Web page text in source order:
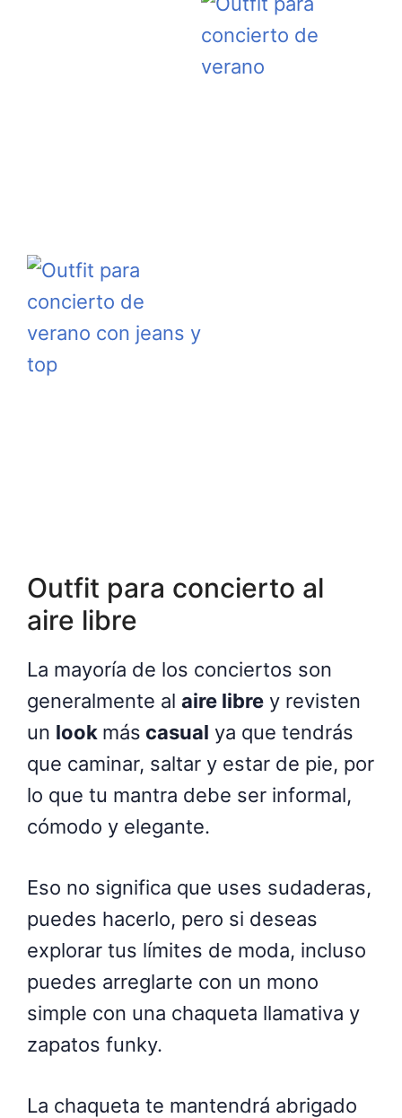
Outfit para concierto al
aire libre
La mayoría de los conciertos son
generalmente al aire libre y revisten
un look más casual ya que tendrás
que caminar, saltar y estar de pie, por
lo que tu mantra debe ser informal,
cómodo y elegante.
Eso no significa que uses sudaderas,
puedes hacerlo, pero si deseas
explorar tus límites de moda, incluso
puedes arreglarte con un mono
simple con una chaqueta llamativa y
zapatos funky.
La chaqueta te mantendrá abrigado